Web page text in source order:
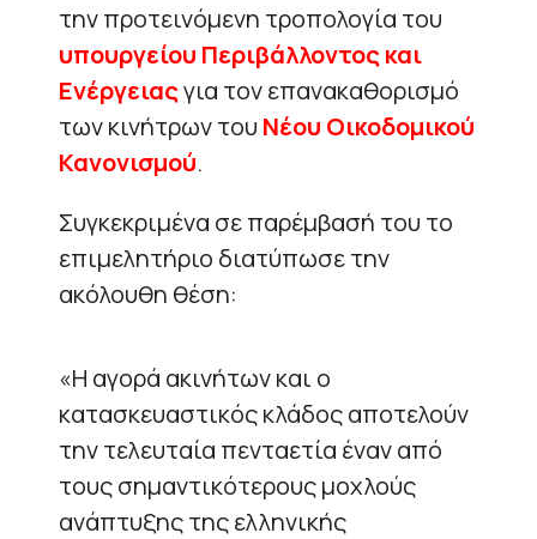
την προτεινόμενη τροπολογία του
υπουργείου Περιβάλλοντος και
Ενέργειαςγια τον επανακαθορισμό
των κινήτρων του Νέου Οικοδομικού
Κανονισμού.
Συγκεκριμένα σε παρέμβασή του το
επιμελητήριο διατύπωσε την
ακόλουθη θέση:
«Η αγορά ακινήτων και ο
κατασκευαστικός κλάδος αποτελούν
την τελευταία πενταετία έναν από
τους σημαντικότερους μοχλούς
ανάπτυξης της ελληνικής